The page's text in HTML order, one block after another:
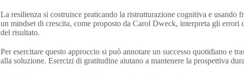
La resilienza si costruisce praticando la ristrutturazione cognitiva e usando
un mindset di crescita, come proposto da Carol Dweck, interpreta gli errori
del risultato.
Per esercitare questo approccio si può annotare un successo quotidiano e
alla soluzione. Esercizi di gratitudine aiutano a mantenere la prospettiva